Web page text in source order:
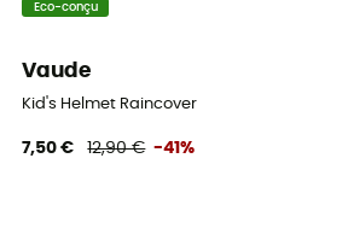
Eco-conçu
Vaude
Kid's Helmet Raincover
7,50 € 12,90 € -41%